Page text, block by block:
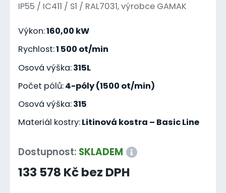
IP55 / IC411 / S1 / RAL7031, výrobce GAMAK
Výkon:160,00 kW
Rychlost:1 500 ot/min
Osová výška:315L
Počet pólů:4-póly (1500 ot/min)
Osová výška:315
Materiál kostry:Litinová kostra – Basic Line
Dostupnost: SKLADEM
133 578 Kč bez DPH